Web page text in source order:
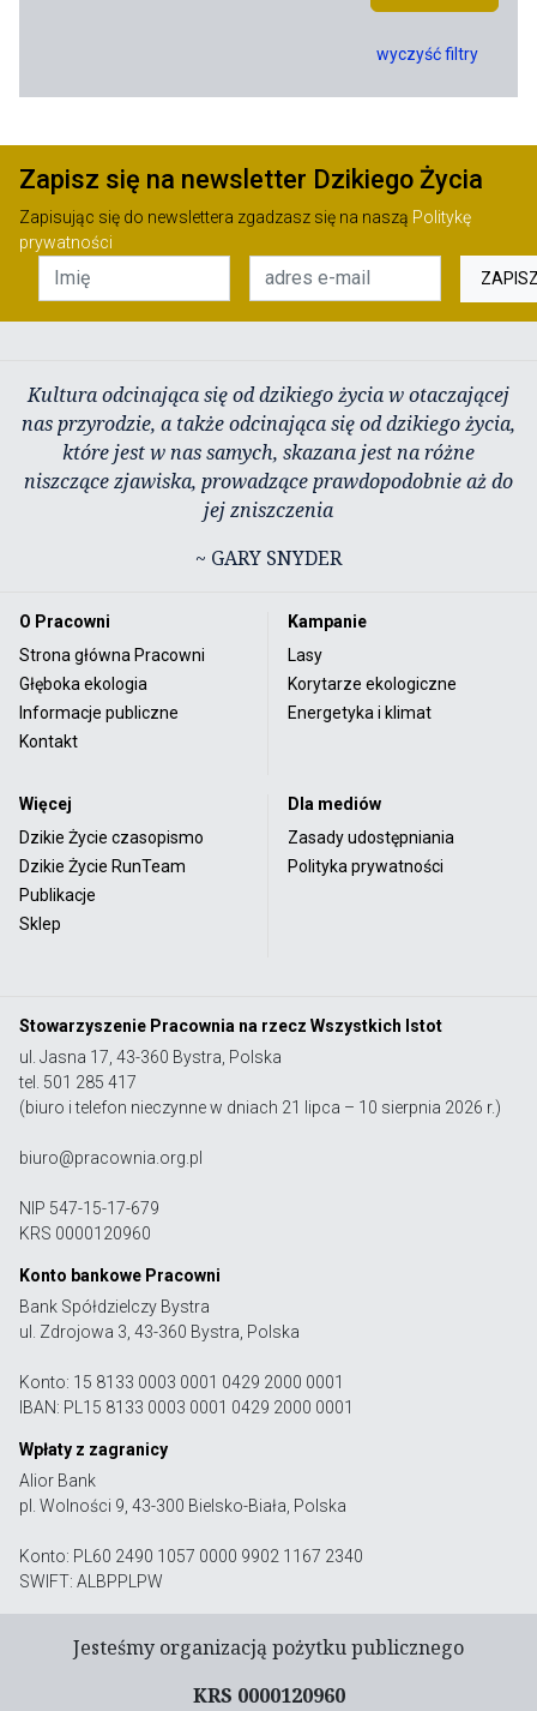
wyczyść filtry
Zapisz się na newsletter Dzikiego Życia
Zapisując się do newslettera zgadzasz się na naszą Politykę
prywatności
Kultura odcinająca się od dzikiego życia w otaczającej
nas przyrodzie, a także odcinająca się od dzikiego życia,
które jest w nas samych, skazana jest na różne
niszczące zjawiska, prowadzące prawdopodobnie aż do
jej zniszczenia
~ GARY SNYDER
O Pracowni
Strona główna Pracowni
Głęboka ekologia
Informacje publiczne
Kontakt
Kampanie
Lasy
Korytarze ekologiczne
Energetyka i klimat
Więcej
Dzikie Życie czasopismo
Dzikie Życie RunTeam
Publikacje
Sklep
Dla mediów
Zasady udostępniania
Polityka prywatności
Stowarzyszenie Pracownia na rzecz Wszystkich Istot
ul. Jasna 17, 43-360 Bystra, Polska
tel. 501 285 417
(biuro i telefon nieczynne w dniach 21 lipca – 10 sierpnia 2026 r.)
biuro@pracownia.org.pl
NIP 547-15-17-679
KRS 0000120960
Konto bankowe Pracowni
Bank Spółdzielczy Bystra
ul. Zdrojowa 3, 43-360 Bystra, Polska
Konto: 15 8133 0003 0001 0429 2000 0001
IBAN: PL15 8133 0003 0001 0429 2000 0001
Wpłaty z zagranicy
Alior Bank
pl. Wolności 9, 43-300 Bielsko-Biała, Polska
Konto: PL60 2490 1057 0000 9902 1167 2340
SWIFT: ALBPPLPW
Jesteśmy organizacją pożytku publicznego
KRS 0000120960